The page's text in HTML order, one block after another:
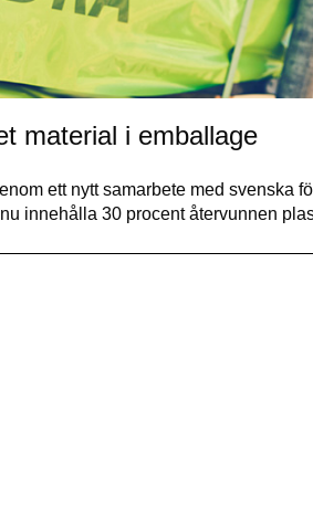
material i emballage
ett nytt samarbete med svenska
innehålla 30 procent återvunnen